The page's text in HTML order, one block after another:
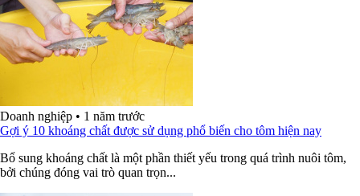
Doanh nghiệp • 1 năm trước
Gợi ý 10 khoáng chất được sử dụng phổ biến cho tôm hiện nay
Bổ sung khoáng chất là một phần thiết yếu trong quá trình nuôi tôm,
bởi chúng đóng vai trò quan trọn...